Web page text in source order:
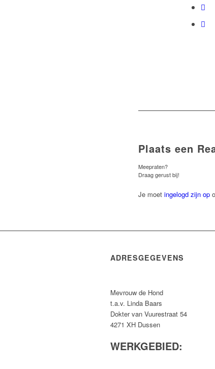
Plaats een
Meepraten?
Draag gerust bij!
Je moet ingelogd zijn op
ADRESGEGEVENS
Mevrouw de Hond
t.a.v. Linda Baars
Dokter van Vuurestraat 54
4271 XH Dussen
WERKGEBIED: